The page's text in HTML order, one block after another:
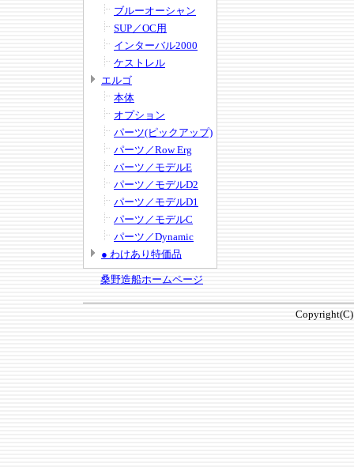
ブルーオーシャン
SUP／OC用
インターバル2000
ケストレル
エルゴ
本体
オプション
パーツ(ピックアップ)
パーツ／Row Erg
パーツ／モデルE
パーツ／モデルD2
パーツ／モデルD1
パーツ／モデルC
パーツ／Dynamic
● わけあり特価品
桑野造船ホームページ